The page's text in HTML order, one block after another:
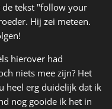
tekst "follow your
Hij zei meteen.
hierover had
niets mee zijn? Het
heel erg duidelijk dat ik
nog gooide ik het in